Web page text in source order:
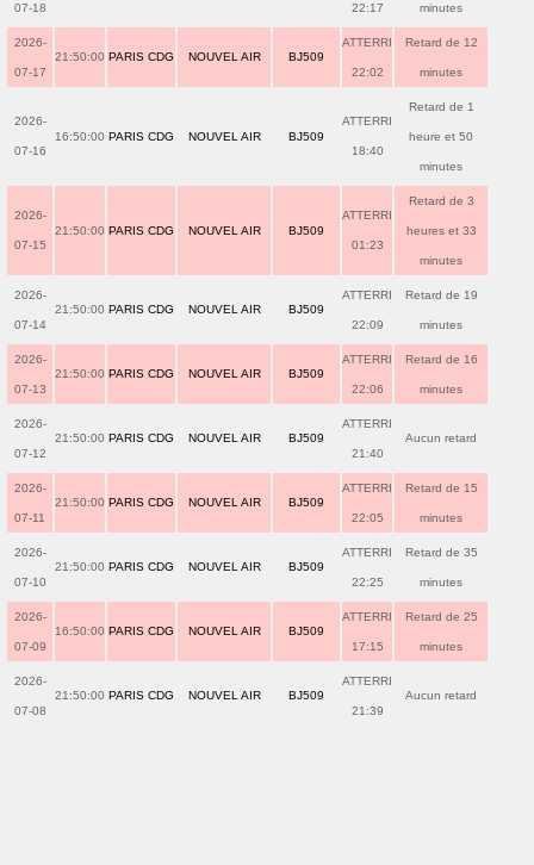
07-18 22:17 minutes
2026-
07-17
21:50:00 PARIS CDG NOUVEL AIR BJ509
ATTERRI
22:02
Retard de 12
minutes
2026-
07-16
16:50:00 PARIS CDG NOUVEL AIR BJ509
ATTERRI
18:40
Retard de 1
heure et 50
minutes
2026-
07-15
21:50:00 PARIS CDG NOUVEL AIR BJ509
ATTERRI
01:23
Retard de 3
heures et 33
minutes
2026-
07-14
21:50:00 PARIS CDG NOUVEL AIR BJ509
ATTERRI
22:09
Retard de 19
minutes
2026-
07-13
21:50:00 PARIS CDG NOUVEL AIR BJ509
ATTERRI
22:06
Retard de 16
minutes
2026-
07-12
21:50:00 PARIS CDG NOUVEL AIR BJ509
ATTERRI
21:40
Aucun retard
2026-
07-11
21:50:00 PARIS CDG NOUVEL AIR BJ509
ATTERRI
22:05
Retard de 15
minutes
2026-
07-10
21:50:00 PARIS CDG NOUVEL AIR BJ509
ATTERRI
22:25
Retard de 35
minutes
2026-
07-09
16:50:00 PARIS CDG NOUVEL AIR BJ509
ATTERRI
17:15
Retard de 25
minutes
2026-
07-08
21:50:00 PARIS CDG NOUVEL AIR BJ509
ATTERRI
21:39
Aucun retard